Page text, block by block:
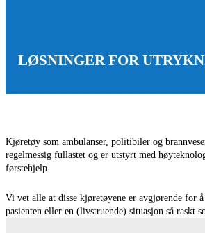
LØSNINGER FOR
Kjøretøy som ambulanser, politibiler og
regelmessig fullastet og er utstyrt med
førstehjelp.
Vi vet alle at disse kjøretøyene er avgjørende for
pasienten eller en (livstruende) situasjon så raskt